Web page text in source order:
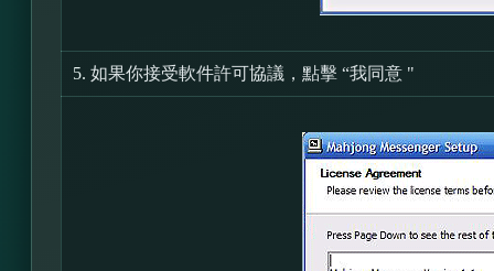
5. 如果你接受軟件許可協議，點擊 “我同意 "